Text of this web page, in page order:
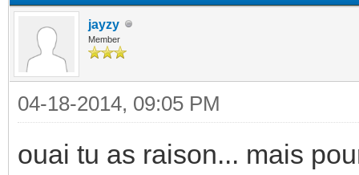
jayzy
Member
04-18-2014, 09:05 PM
ouai tu as raison... mais